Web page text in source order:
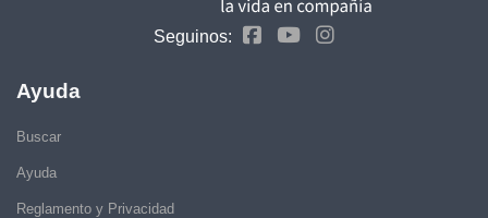
Seguinos:
Ayuda
Buscar
Ayuda
Reglamento y Privacidad